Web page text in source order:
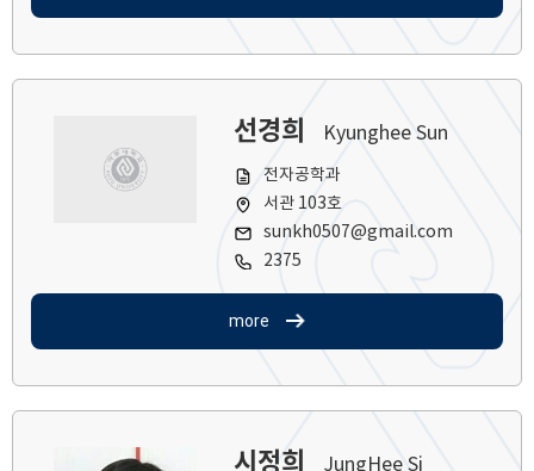
선경희 Kyunghee Sun
전자공학과
서관 103호
sunkh0507@gmail.com
2375
more
시정희 JungHee Si